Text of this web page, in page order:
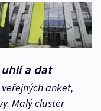
a dat
anket,
Malý cluster